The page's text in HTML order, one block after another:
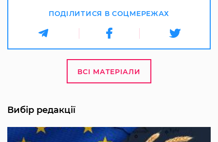
ПОДІЛИТИСЯ В СОЦМЕРЕЖАХ
ВСІ МАТЕРІАЛИ
Вибір редакції